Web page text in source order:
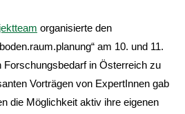
organisierte den
am 10. und 11.
Forschungsbedarf in Österreich zu
Vorträgen von ExpertInnen gab
die Möglichkeit aktiv ihre eigenen